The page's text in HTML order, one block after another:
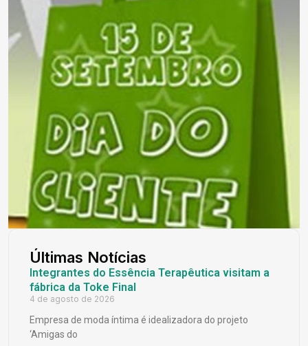
Últimas Notícias
Integrantes do Essência Terapêutica visitam a
fábrica da Toke Final
4 de agosto de 2026
Empresa de moda íntima é idealizadora do projeto
‘Amigas do